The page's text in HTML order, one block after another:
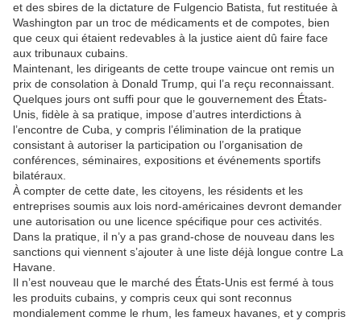
et des sbires de la dictature de Fulgencio Batista, fut restituée à
Washington par un troc de médicaments et de compotes, bien
que ceux qui étaient redevables à la justice aient dû faire face
aux tribunaux cubains.
Maintenant, les dirigeants de cette troupe vaincue ont remis un
prix de consolation à Donald Trump, qui l’a reçu reconnaissant.
Quelques jours ont suffi pour que le gouvernement des États-
Unis, fidèle à sa pratique, impose d’autres interdictions à
l’encontre de Cuba, y compris l’élimination de la pratique
consistant à autoriser la participation ou l’organisation de
conférences, séminaires, expositions et événements sportifs
bilatéraux.
À compter de cette date, les citoyens, les résidents et les
entreprises soumis aux lois nord-américaines devront demander
une autorisation ou une licence spécifique pour ces activités.
Dans la pratique, il n’y a pas grand-chose de nouveau dans les
sanctions qui viennent s’ajouter à une liste déjà longue contre La
Havane.
Il n’est nouveau que le marché des États-Unis est fermé à tous
les produits cubains, y compris ceux qui sont reconnus
mondialement comme le rhum, les fameux havanes, et y compris